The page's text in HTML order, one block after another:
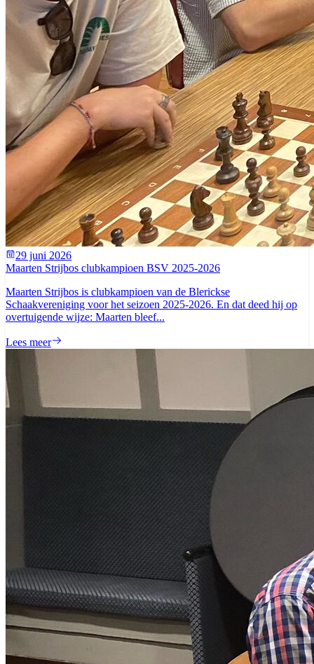
29 juni 2026
Maarten Strijbos clubkampioen BSV 2025-2026
Maarten Strijbos is clubkampioen van de Blerickse
Schaakvereniging voor het seizoen 2025-2026. En dat deed hij op
overtuigende wijze: Maarten bleef...
Lees meer